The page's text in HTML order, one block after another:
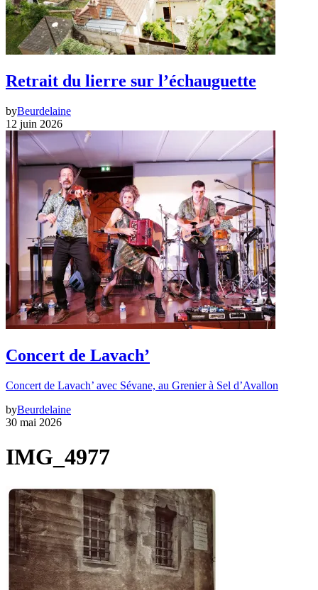
Retrait du lierre sur l’échauguette
byBeurdelaine
12 juin 2026
Concert de Lavach’
Concert de Lavach’ avec Sévane, au Grenier à Sel d’Avallon
byBeurdelaine
30 mai 2026
IMG_4977